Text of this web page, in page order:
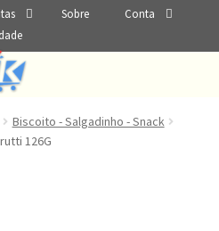
Sobre
Conta
Biscoito - Salgadinho - Snack
126G